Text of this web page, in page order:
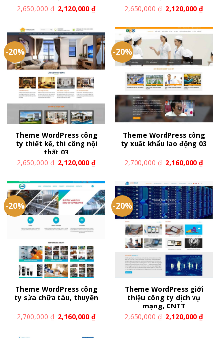
2,650,000₫ 2,120,000₫
2,650,000₫ 2,120,000₫
-20%
Theme WordPress công
ty thiết kế, thi công nội
thất 03
2,650,000₫ 2,120,000₫
-20%
Theme WordPress công
ty xuất khẩu lao động 03
2,700,000₫ 2,160,000₫
-20%
Theme WordPress công
ty sửa chữa tàu, thuyền
2,700,000₫ 2,160,000₫
-20%
Theme WordPress giới
thiệu công ty dịch vụ
mạng, CNTT
2,650,000₫ 2,120,000₫